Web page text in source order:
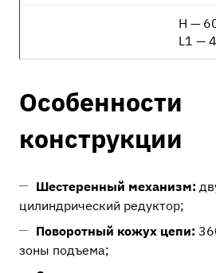
H —
L1 —
Особенности
конструкции
Шестеренный механизм:
цилиндрический редуктор;
Поворотный кожух цепи:
зоны подъема;